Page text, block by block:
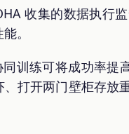
收集的数据执行
。
训练可将成功率
打开两门壁柜存放